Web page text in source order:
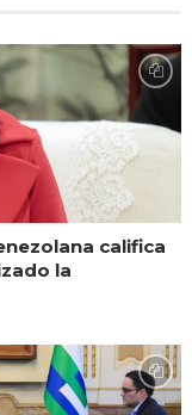
califica
la